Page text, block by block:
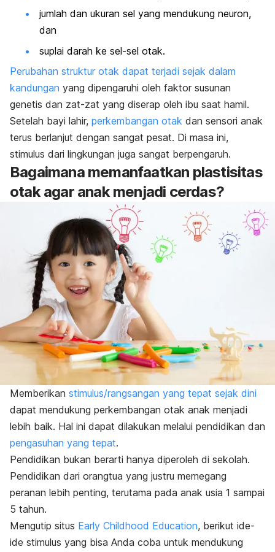
jumlah dan ukuran sel yang mendukung neuron,
dan
suplai darah ke sel-sel otak.
Perubahan struktur otak dapat terjadi sejak dalam
kandungan yang dipengaruhi oleh faktor susunan
genetis dan zat-zat yang diserap oleh ibu saat hamil.
Setelah bayi lahir, perkembangan otak dan sensori anak
terus berlanjut dengan sangat pesat. Di masa ini,
stimulus dari lingkungan juga sangat berpengaruh.
Bagaimana memanfaatkan plastisitas
otak agar anak menjadi cerdas?
Memberikan stimulus/rangsangan yang tepat sejak dini
dapat mendukung perkembangan otak anak menjadi
lebih baik. Hal ini dapat dilakukan melalui pendidikan dan
pengasuhan yang tepat.
Pendidikan bukan berarti hanya diperoleh di sekolah.
Pendidikan dari orangtua yang justru memegang
peranan lebih penting, terutama pada anak usia 1 sampai
5 tahun.
Mengutip situs Early Childhood Education, berikut ide-
ide stimulus yang bisa Anda coba untuk mendukung